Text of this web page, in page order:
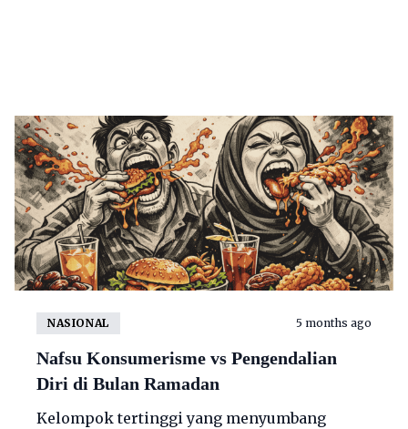
NASIONAL 5 months ago
Nafsu Konsumerisme vs Pengendalian
Diri di Bulan Ramadan
Kelompok tertinggi yang menyumbang